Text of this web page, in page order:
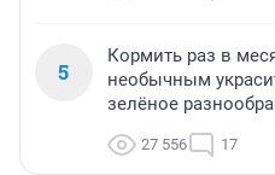
5
Кормить раз в
необычным
зелёное
27 556 17